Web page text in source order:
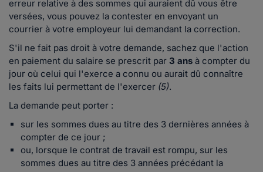
erreur relative à des sommes qui auraient dû vous être
versées, vous pouvez la contester en envoyant un
courrier à votre employeur lui demandant la correction.
S'il ne fait pas droit à votre demande, sachez que l'action
en paiement du salaire se prescrit par 3 ans à compter du
jour où celui qui l'exerce a connu ou aurait dû connaître
les faits lui permettant de l'exercer (5).
La demande peut porter :
sur les sommes dues au titre des 3 dernières années à
compter de ce jour ;
ou, lorsque le contrat de travail est rompu, sur les
sommes dues au titre des 3 années précédant la